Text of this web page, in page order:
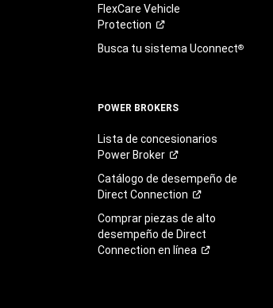
FlexCare Vehicle
Protection
Busca tu sistema Uconnect®
POWER BROKERS
Lista de concesionarios
Power Broker
Catálogo de desempeño de
Direct Connection
Comprar piezas de alto
desempeño de Direct
Connection en línea